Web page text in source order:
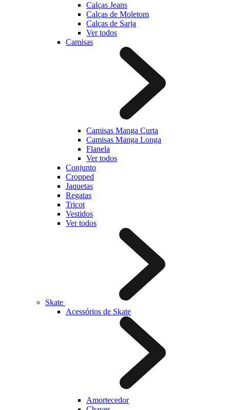
Calças Jeans
Calças de Moletom
Calças de Sarja
Ver todos
Camisas
Camisas Manga Curta
Camisas Manga Longa
Flanela
Ver todos
Conjunto
Cropped
Jaquetas
Regatas
Tricot
Vestidos
Ver todos
Skate
Acessórios de Skate
Amortecedor